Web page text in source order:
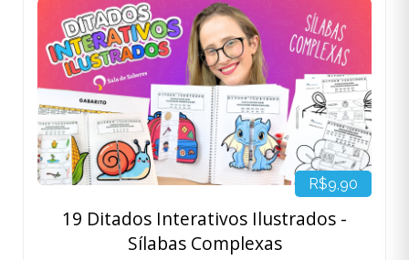
R$9,90
19 Ditados Interativos Ilustrados -
Sílabas Complexas